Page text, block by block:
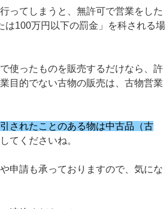
ってしまうと、無許可で営業をした
は100万円以下の罰金」を科される場
使ったものを販売するだけなら、許
目的でない古物の販売は、古物営業
されたことのある物は中古品（古
てくださいね。
申請も承っておりますので、気にな